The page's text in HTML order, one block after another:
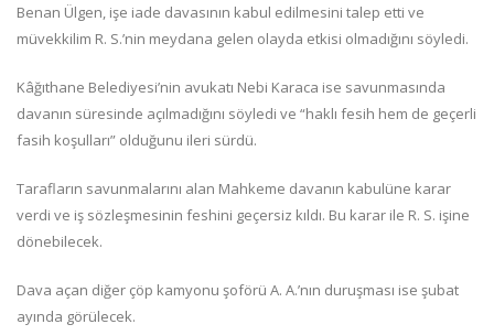
Benan Ülgen, işe iade davasının kabul edilmesini talep etti ve
müvekkilim R. S.’nin meydana gelen olayda etkisi olmadığını söyledi.
Kâğıthane Belediyesi’nin avukatı Nebi Karaca ise savunmasında
davanın süresinde açılmadığını söyledi ve “haklı fesih hem de geçerli
fasih koşulları” olduğunu ileri sürdü.
Tarafların savunmalarını alan Mahkeme davanın kabulüne karar
verdi ve iş sözleşmesinin feshini geçersiz kıldı. Bu karar ile R. S. işine
dönebilecek.
Dava açan diğer çöp kamyonu şoförü A. A.’nın duruşması ise şubat
ayında görülecek.